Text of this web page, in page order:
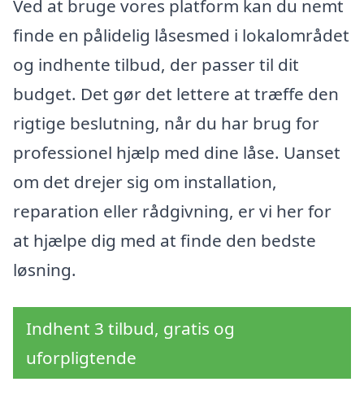
Ved at bruge vores platform kan du nemt
finde en pålidelig låsesmed i lokalområdet
og indhente tilbud, der passer til dit
budget. Det gør det lettere at træffe den
rigtige beslutning, når du har brug for
professionel hjælp med dine låse. Uanset
om det drejer sig om installation,
reparation eller rådgivning, er vi her for
at hjælpe dig med at finde den bedste
løsning.
Indhent 3 tilbud, gratis og
uforpligtende